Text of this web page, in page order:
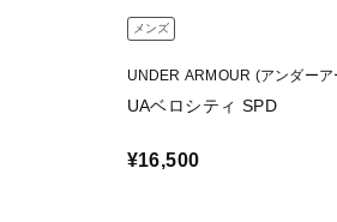
メンズ
UNDER ARMOUR (アンダーア
UAベロシティ SPD
¥16,500